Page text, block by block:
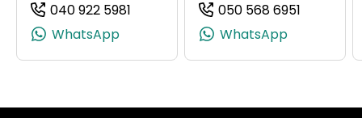
040 922 5981
(+358409225981, 0409225981, +358
WhatsApp
050 568 6951
WhatsApp